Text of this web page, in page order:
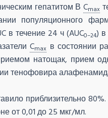
гепатитом В Cmax
популяционного
в течение 24 ч (AUC0–24) в
Cmax в состоянии
натощак, прием
тенофовира
приблизительно
от 0,01 до 25 мкг/мл.